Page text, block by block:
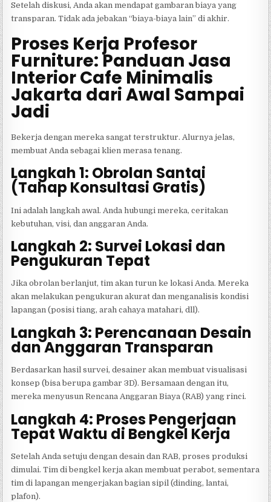
Setelah diskusi, Anda akan mendapat gambaran biaya yang
transparan. Tidak ada jebakan “biaya-biaya lain” di akhir.
Proses Kerja Profesor
Furniture: Panduan Jasa
Interior Cafe Minimalis
Jakarta dari Awal Sampai
Jadi
Bekerja dengan mereka sangat terstruktur. Alurnya jelas,
membuat Anda sebagai klien merasa tenang.
Langkah 1: Obrolan Santai
(Tahap Konsultasi Gratis)
Ini adalah langkah awal. Anda hubungi mereka, ceritakan
kebutuhan, visi, dan anggaran Anda.
Langkah 2: Survei Lokasi dan
Pengukuran Tepat
Jika obrolan berlanjut, tim akan turun ke lokasi Anda. Mereka
akan melakukan pengukuran akurat dan menganalisis kondisi
lapangan (posisi tiang, arah cahaya matahari, dll).
Langkah 3: Perencanaan Desain
dan Anggaran Transparan
Berdasarkan hasil survei, desainer akan membuat visualisasi
konsep (bisa berupa gambar 3D). Bersamaan dengan itu,
mereka menyusun Rencana Anggaran Biaya (RAB) yang rinci.
Langkah 4: Proses Pengerjaan
Tepat Waktu di Bengkel Kerja
Setelah Anda setuju dengan desain dan RAB, proses produksi
dimulai. Tim di bengkel kerja akan membuat perabot, sementara
tim di lapangan mengerjakan bagian sipil (dinding, lantai,
plafon).